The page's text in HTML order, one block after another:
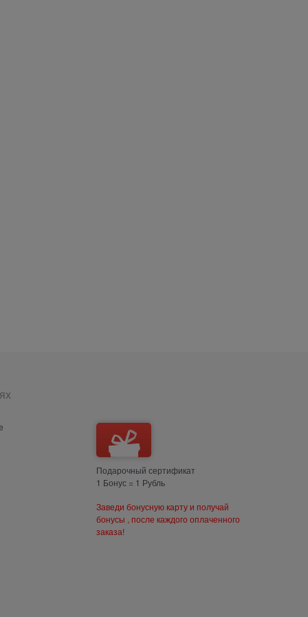
Подарочный сертификат
1 Бонус = 1 Рубль
Заведи бонусную карту и получай
бонусы , после каждого оплаченного
заказа!